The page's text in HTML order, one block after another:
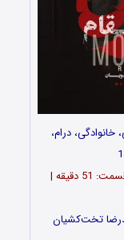
خانوادگی، درام،
تعداد قسمت‌ ها: … اپیزود | مدت زمان این قسمت: 51 دقیقه |
تخت‌کشیان